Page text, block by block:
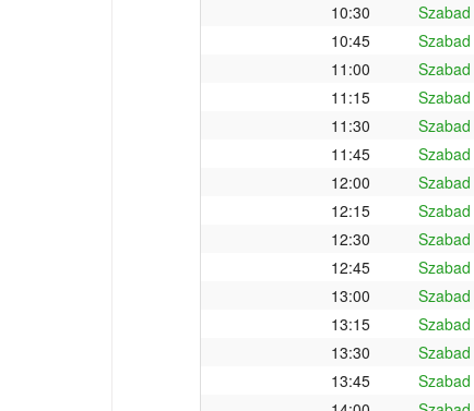
10:30
Szabad
10:45
Szabad
11:00
Szabad
11:15
Szabad
11:30
Szabad
11:45
Szabad
12:00
Szabad
12:15
Szabad
12:30
Szabad
12:45
Szabad
13:00
Szabad
13:15
Szabad
13:30
Szabad
13:45
Szabad